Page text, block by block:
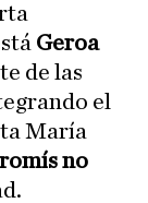
Geroa
de las
el
María
no